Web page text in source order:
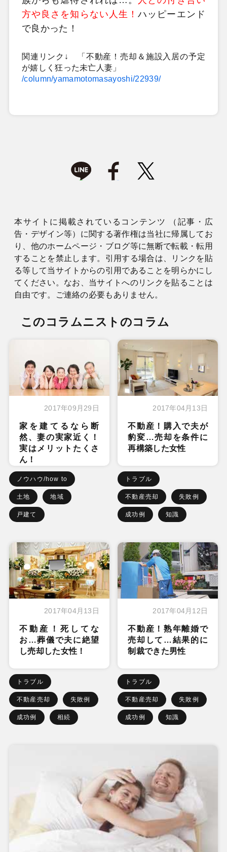
方や良さを知らない人生！ハッピーエンド
で良かった！
関連リンク↓ 「不動産！売却＆施設入居の予定
が嬉しく狂った未亡人妻」
/column/yamamotomasayoshi/22939/
本サイトに掲載されているコンテンツ （記事・広
告・デザイン等）に関する著作権は当社に帰属してお
り、他のホームページ・ブログ等に無断で転載・転用
することを禁止します。引用する場合は、リンクを貼
る等して当サイトからの引用であることを明らかにし
てください。なお、当サイトへのリンクを貼ることは
自由です。ご連絡の必要もありません。
このコラムニストのコラム
2017年09月29日
家を建てるなら断
然、妻の実家近く！
実はメリットたくさ
ん！
ノウハウ/how to
土地 地域
戸建て
2017年04月13日
不動産！購入で夫が
豹変…売却を条件に
再構築した女性
トラブル
不動産売却 失敗例
成功例 知識
2017年04月13日
不動産！死してな
お…葬儀で夫に絶望
し売却した女性！
トラブル
不動産売却 失敗例
成功例 相続
2017年04月12日
不動産！熟年離婚で
売却して…結果的に
制裁できた男性
トラブル
不動産売却 失敗例
成功例 知識